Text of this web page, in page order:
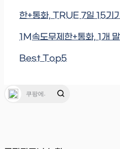
한+통화, TRUE 7일 15기
1M속도무제한+통화, 1개
Best Top5